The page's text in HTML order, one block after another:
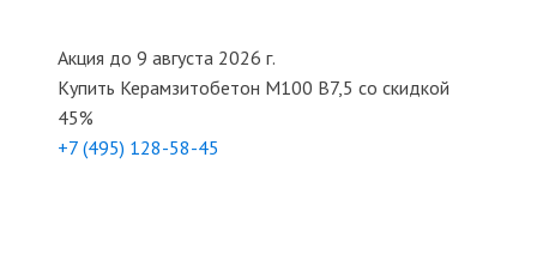
Акция до 9 августа 2026 г.
Купить Керамзитобетон М100 В7,5 со скидкой
45%
+7 (495) 128-58-45